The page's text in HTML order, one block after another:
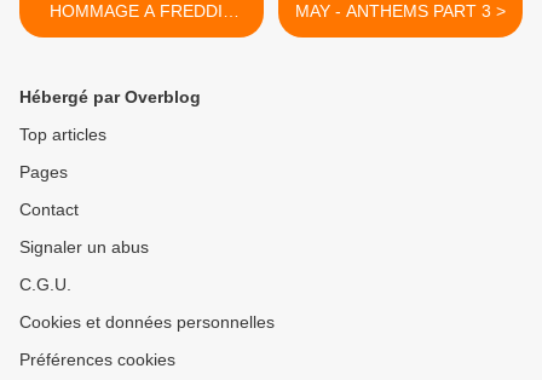
HOMMAGE A FREDDIE
MERCURY
MAY - ANTHEMS PART 3 >
Hébergé par Overblog
Top articles
Pages
Contact
Signaler un abus
C.G.U.
Cookies et données personnelles
Préférences cookies